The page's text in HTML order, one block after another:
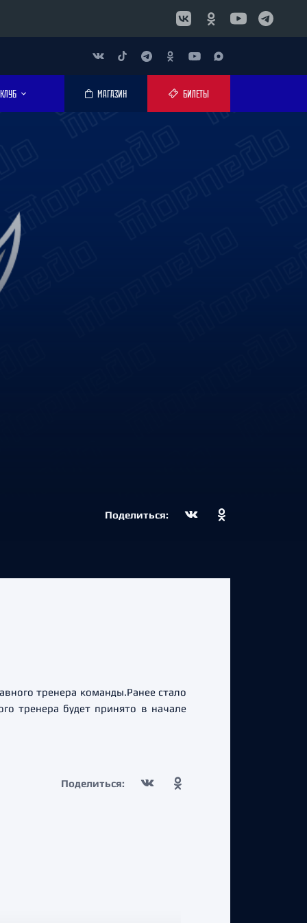
КЛУБ МАГАЗИН БИЛЕТЫ
Поделиться:
тренера команды.Ранее стало
тренера будет принято в начале
Поделиться: